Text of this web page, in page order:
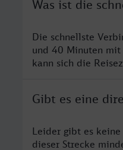
Was ist die
Die schnellste
und 40 Minuten mit
kann sich die
Gibt es eine
Leider gibt es keine
dieser Strecke